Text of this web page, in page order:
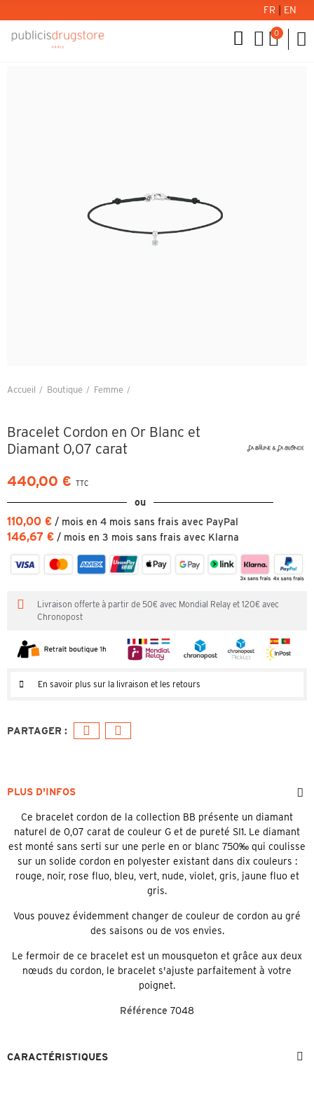
FR EN
0
Accueil Boutique
Femme
Bracelet Cordon en Or Blanc et
Diamant 0,07 carat
440,00 € TTC
ou
110,00 € / mois en 4 mois sans frais avec PayPal
146,67 € / mois en 3 mois sans frais avec Klarna
Livraison offerte à partir de 50€ avec Mondial Relay et 120€ avec
Chronopost
En savoir plus sur la livraison et les retours
PLUS D'INFOS
Ce bracelet cordon de la collection BB présente un diamant
naturel de 0,07 carat de couleur G et de pureté SI1. Le diamant
est monté sans serti sur une perle en or blanc 750‰ qui coulisse
sur un solide cordon en polyester existant dans dix couleurs :
rouge, noir, rose fluo, bleu, vert, nude, violet, gris, jaune fluo et
gris.
Vous pouvez évidemment changer de couleur de cordon au gré
des saisons ou de vos envies.
Le fermoir de ce bracelet est un mousqueton et grâce aux deux
nœuds du cordon, le bracelet s'ajuste parfaitement à votre
poignet.
Référence 7048
CARACTÉRISTIQUES